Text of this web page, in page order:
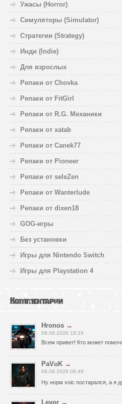
Ужасы (Horror)
Симуляторы (Simulator)
Стратегии (Strategy)
Инди (Indie)
Для взрослых
Репаки от Chovka
Репаки от FitGirl
Репаки от R.G. Механики
Репаки от xatab
Репаки от Canek77
Репаки от Pioneer
Репаки от seleZen
Репаки от Wanterlude
Репаки от dixen18
GOG-игры
Без установки
Игры для Nintendo Switch
Игры для Playstation 4
Комментарии
Hronos →
08.08.2026 18:19
Всем привет! Кто может
PaVuK →
08.08.2026 08:49
Ну норм voic постарался, а я
Levor →